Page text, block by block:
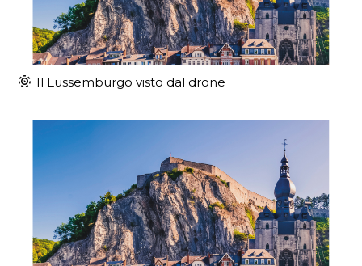
Il Lussemburgo visto dal drone